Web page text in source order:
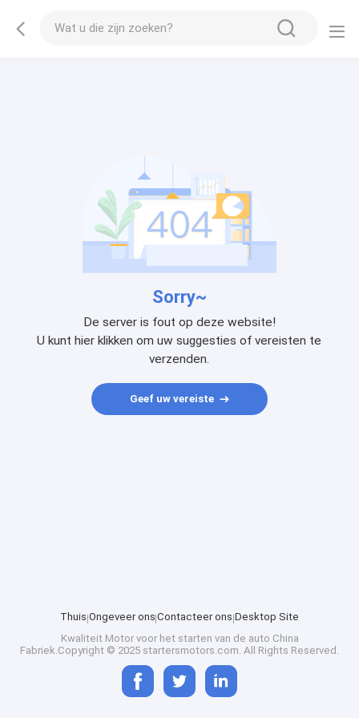
Sorry~
De server is fout op deze website!
U kunt hier klikken om uw suggesties of vereisten te
verzenden.
Geef uw vereiste
Thuis Ongeveer ons Contacteer ons Desktop Site
Kwaliteit Motor voor het starten van de auto China
Fabriek.Copyright © 2025 startersmotors.com. All Rights Reserved.